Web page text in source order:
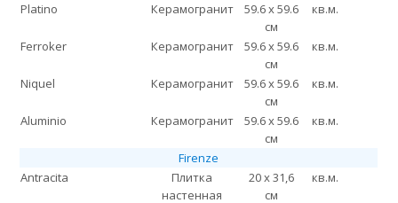
Platino
Керамогранит
59.6 x 59.6
см
кв.м.
Ferroker Керамогранит
59.6 x 59.6
см
кв.м.
Niquel Керамогранит
59.6 x 59.6
см
кв.м.
Aluminio Керамогранит
59.6 x 59.6
см
кв.м.
Firenze
Antracita
Плитка
настенная
20 x 31,6
см
кв.м.